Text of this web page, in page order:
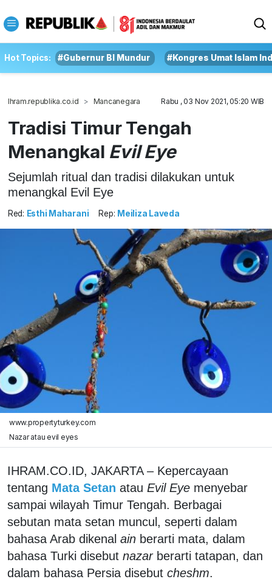
Hot Topics: #Gubernur BI Mundur #Kongres Umat Islam
Ihram.republika.co.id Mancanegara Rabu , 03 Nov 2021, 05:20 WIB
Tradisi Timur Tengah
Menangkal Evil Eye
Sejumlah ritual dan tradisi dilakukan untuk
menangkal Evil Eye
Red: Esthi Maharani Rep: Meiliza Laveda
www.propertyturkey.com
Nazar atau evil eyes
IHRAM.CO.ID, JAKARTA – Kepercayaan
tentang Mata Setan atau Evil Eye menyebar
sampai wilayah Timur Tengah. Berbagai
sebutan mata setan muncul, seperti dalam
bahasa Arab dikenal ain berarti mata, dalam
bahasa Turki disebut nazarberarti tatapan, dan
dalam bahasa Persia disebut cheshm.